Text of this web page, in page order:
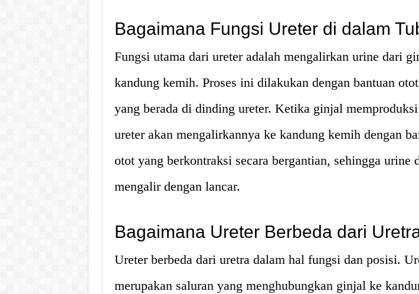
Bagaimana Fungsi Ureter di dalam
Fungsi utama dari ureter adalah mengalirkan urine dari
kandung kemih. Proses ini dilakukan dengan bantuan
yang berada di dinding ureter. Ketika ginjal
ureter akan mengalirkannya ke kandung kemih dengan
otot yang berkontraksi secara bergantian, sehingga urine
mengalir dengan lancar.
Bagaimana Ureter Berbeda dari
Ureter berbeda dari uretra dalam hal fungsi dan posisi.
merupakan saluran yang menghubungkan ginjal ke